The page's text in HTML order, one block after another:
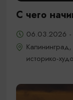
С чего
06.03.2026
историко-